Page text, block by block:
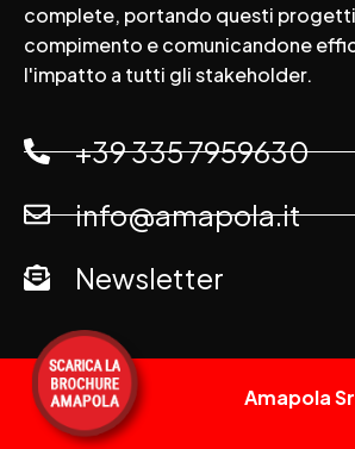
complete, portando questi
compimento e comunicandone
l'impatto a tutti gli stakeholder.
+39 335 7959630
info@amapola.it
Newsletter
Amapola